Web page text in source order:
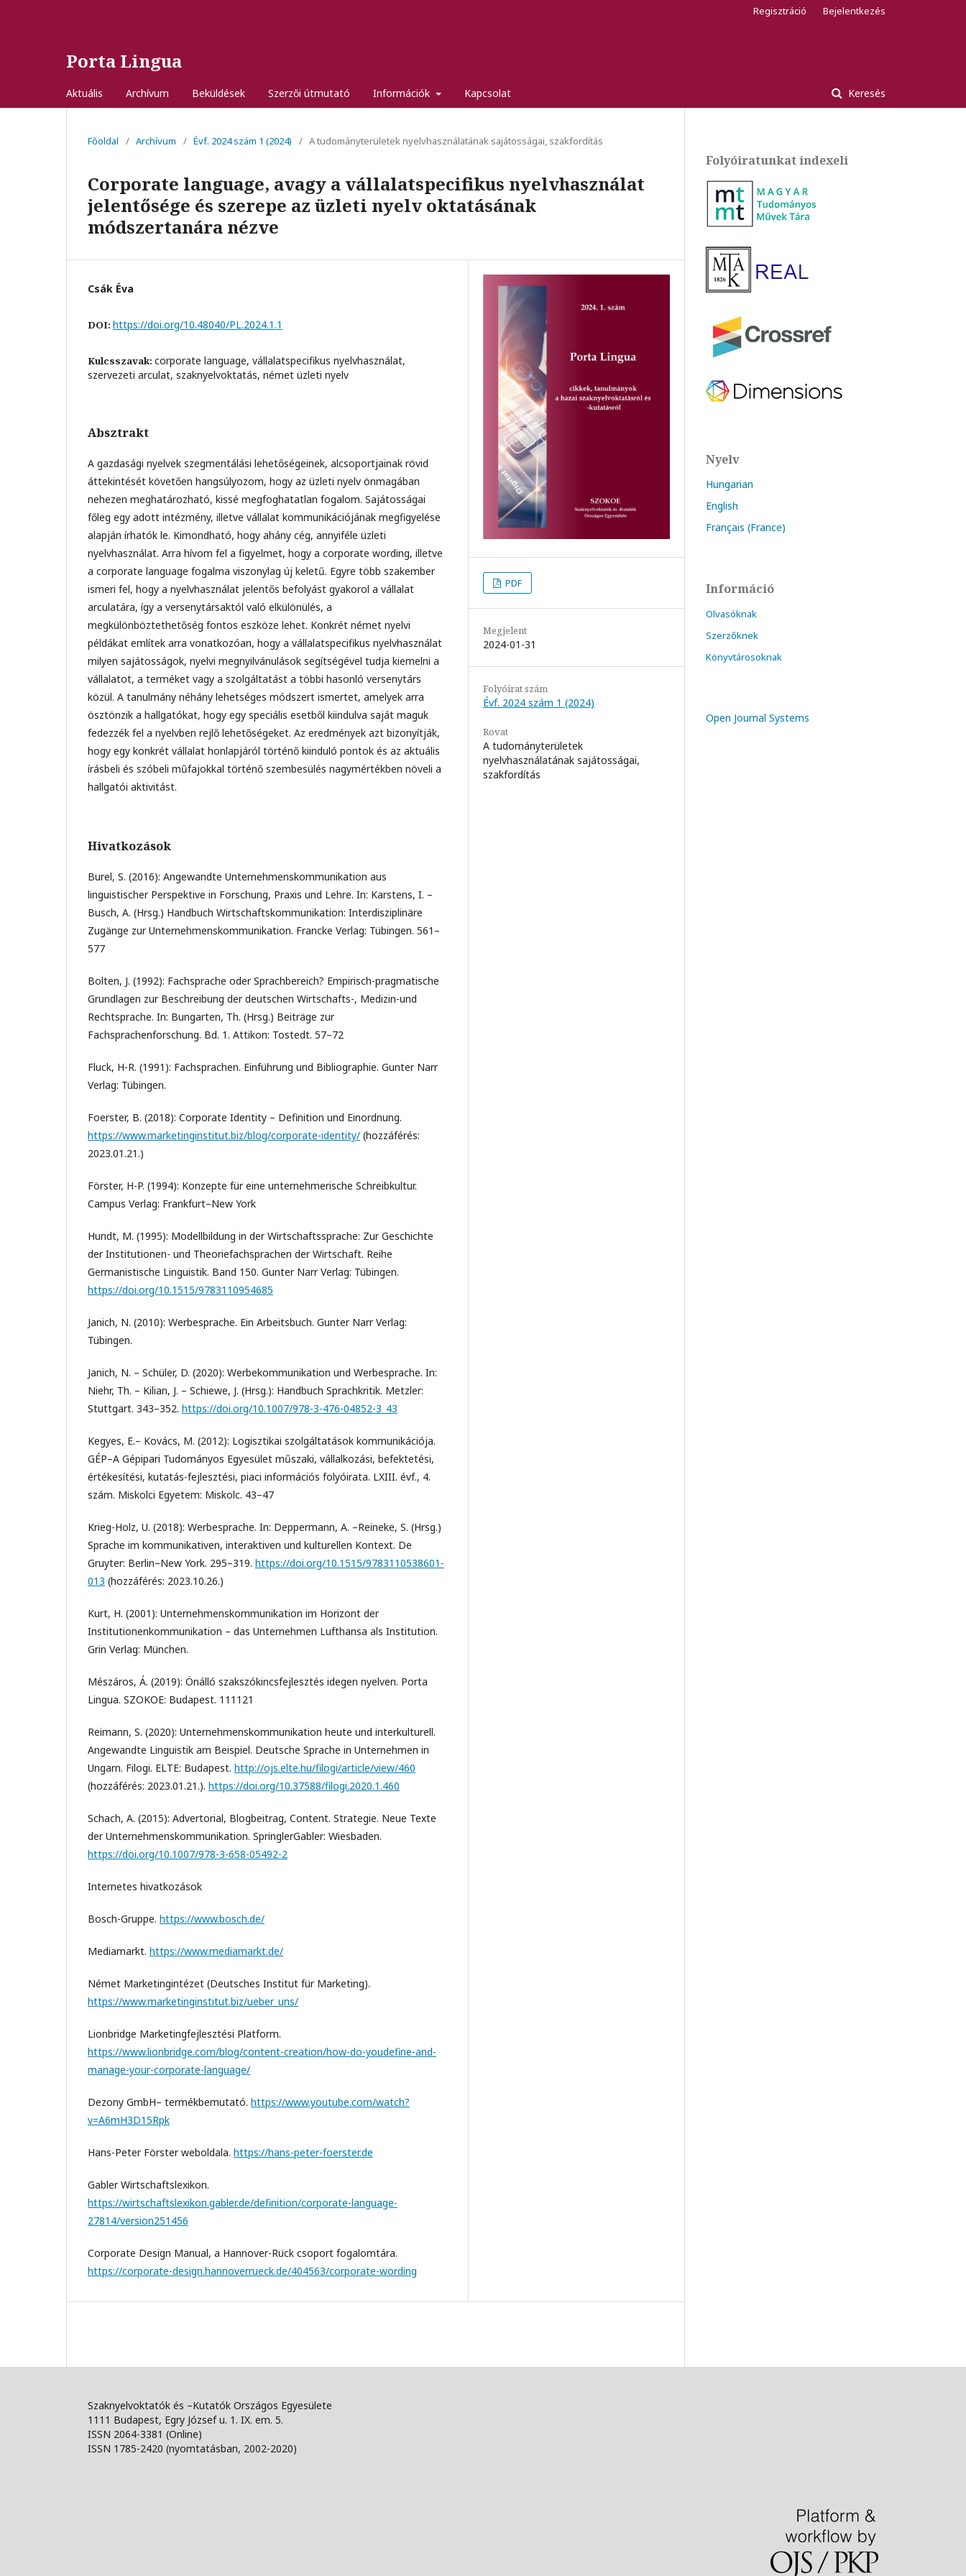
Porta Lingua
Aktuális Archívum Beküldések Szerzői útmutató Információk Kapcsolat Keresés
Regisztráció Bejelentkezés
Főoldal / Archívum / Évf. 2024 szám 1 (2024) / A tudományterületek nyelvhasználatának sajátosságai, szakfordítás
Corporate language, avagy a vállalatspecifikus nyelvhasználat
jelentősége és szerepe az üzleti nyelv oktatásának
módszertanára nézve
Csák Éva
DOI: https://doi.org/10.48040/PL.2024.1.1
Kulcsszavak: corporate language, vállalatspecifikus nyelvhasználat,
szervezeti arculat, szaknyelvoktatás, német üzleti nyelv
Absztrakt
A gazdasági nyelvek szegmentálási lehetőségeinek, alcsoportjainak rövid
áttekintését követően hangsúlyozom, hogy az üzleti nyelv önmagában
nehezen meghatározható, kissé megfoghatatlan fogalom. Sajátosságai
főleg egy adott intézmény, illetve vállalat kommunikációjának megfigyelése
alapján írhatók le. Kimondható, hogy ahány cég, annyiféle üzleti
nyelvhasználat. Arra hívom fel a figyelmet, hogy a corporate wording, illetve
a corporate language fogalma viszonylag új keletű. Egyre több szakember
ismeri fel, hogy a nyelvhasználat jelentős befolyást gyakorol a vállalat
arculatára, így a versenytársaktól való elkülönülés, a
megkülönböztethetőség fontos eszköze lehet. Konkrét német nyelvi
példákat említek arra vonatkozóan, hogy a vállalatspecifikus nyelvhasználat
milyen sajátosságok, nyelvi megnyilvánulások segítségével tudja kiemelni a
vállalatot, a terméket vagy a szolgáltatást a többi hasonló versenytárs
közül. A tanulmány néhány lehetséges módszert ismertet, amelyek arra
ösztönzik a hallgatókat, hogy egy speciális esetből kiindulva saját maguk
fedezzék fel a nyelvben rejlő lehetőségeket. Az eredmények azt bizonyítják,
hogy egy konkrét vállalat honlapjáról történő kiinduló pontok és az aktuális
írásbeli és szóbeli műfajokkal történő szembesülés nagymértékben növeli a
hallgatói aktivitást.
Hivatkozások
Burel, S. (2016): Angewandte Unternehmenskommunikation aus
linguistischer Perspektive in Forschung, Praxis und Lehre. In: Karstens, I. –
Busch, A. (Hrsg.) Handbuch Wirtschaftskommunikation: Interdisziplinäre
Zugänge zur Unternehmenskommunikation. Francke Verlag: Tübingen. 561–
577
Bolten, J. (1992): Fachsprache oder Sprachbereich? Empirisch-pragmatische
Grundlagen zur Beschreibung der deutschen Wirtschafts-, Medizin-und
Rechtsprache. In: Bungarten, Th. (Hrsg.) Beiträge zur
Fachsprachenforschung. Bd. 1. Attikon: Tostedt. 57–72
Fluck, H-R. (1991): Fachsprachen. Einführung und Bibliographie. Gunter Narr
Verlag: Tübingen.
Foerster, B. (2018): Corporate Identity – Definition und Einordnung.
https://www.marketinginstitut.biz/blog/corporate-identity/ (hozzáférés:
2023.01.21.)
Förster, H-P. (1994): Konzepte für eine unternehmerische Schreibkultur.
Campus Verlag: Frankfurt–New York
Hundt, M. (1995): Modellbildung in der Wirtschaftssprache: Zur Geschichte
der Institutionen- und Theoriefachsprachen der Wirtschaft. Reihe
Germanistische Linguistik. Band 150. Gunter Narr Verlag: Tübingen.
https://doi.org/10.1515/9783110954685
Janich, N. (2010): Werbesprache. Ein Arbeitsbuch. Gunter Narr Verlag:
Tübingen.
Janich, N. – Schüler, D. (2020): Werbekommunikation und Werbesprache. In:
Niehr, Th. – Kilian, J. – Schiewe, J. (Hrsg.): Handbuch Sprachkritik. Metzler:
Stuttgart. 343–352. https://doi.org/10.1007/978-3-476-04852-3_43
Kegyes, E.– Kovács, M. (2012): Logisztikai szolgáltatások kommunikációja.
GÉP–A Gépipari Tudományos Egyesület műszaki, vállalkozási, befektetési,
értékesítési, kutatás-fejlesztési, piaci információs folyóirata. LXIII. évf., 4.
szám. Miskolci Egyetem: Miskolc. 43–47
Krieg-Holz, U. (2018): Werbesprache. In: Deppermann, A. –Reineke, S. (Hrsg.)
Sprache im kommunikativen, interaktiven und kulturellen Kontext. De
Gruyter: Berlin–New York. 295–319. https://doi.org/10.1515/9783110538601-
013 (hozzáférés: 2023.10.26.)
Kurt, H. (2001): Unternehmenskommunikation im Horizont der
Institutionenkommunikation – das Unternehmen Lufthansa als Institution.
Grin Verlag: München.
Mészáros, Á. (2019): Önálló szakszókincsfejlesztés idegen nyelven. Porta
Lingua. SZOKOE: Budapest. 111121
Reimann, S. (2020): Unternehmenskommunikation heute und interkulturell.
Angewandte Linguistik am Beispiel. Deutsche Sprache in Unternehmen in
Ungarn. Filogi. ELTE: Budapest. http://ojs.elte.hu/filogi/article/view/460
(hozzáférés: 2023.01.21.). https://doi.org/10.37588/filogi.2020.1.460
Schach, A. (2015): Advertorial, Blogbeitrag, Content. Strategie. Neue Texte
der Unternehmenskommunikation. SpringlerGabler: Wiesbaden.
https://doi.org/10.1007/978-3-658-05492-2
Internetes hivatkozások
Bosch-Gruppe. https://www.bosch.de/
Mediamarkt. https://www.mediamarkt.de/
Német Marketingintézet (Deutsches Institut für Marketing).
https://www.marketinginstitut.biz/ueber_uns/
Lionbridge Marketingfejlesztési Platform.
https://www.lionbridge.com/blog/content-creation/how-do-youdefine-and-
manage-your-corporate-language/
Dezony GmbH– termékbemutató. https://www.youtube.com/watch?
v=A6mH3D15Rpk
Hans-Peter Förster weboldala. https://hans-peter-foerster.de
Gabler Wirtschaftslexikon.
https://wirtschaftslexikon.gabler.de/definition/corporate-language-
27814/version251456
Corporate Design Manual, a Hannover-Rück csoport fogalomtára.
https://corporate-design.hannoverrueck.de/404563/corporate-wording
PDF
Megjelent
2024-01-31
Folyóirat szám
Évf. 2024 szám 1 (2024)
Rovat
A tudományterületek
nyelvhasználatának sajátosságai,
szakfordítás
Folyóiratunkat indexeli
Nyelv
Hungarian
English
Français (France)
Információ
Olvasóknak
Szerzőknek
Könyvtárosoknak
Open Journal Systems
Szaknyelvoktatók és –Kutatók Országos Egyesülete
1111 Budapest, Egry József u. 1. IX. em. 5.
ISSN 2064-3381 (Online)
ISSN 1785-2420 (nyomtatásban, 2002-2020)